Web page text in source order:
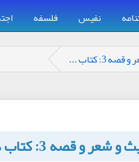
نفیس فلسفه
کتاب ...
قصه 3: کتاب ها مثل باغند